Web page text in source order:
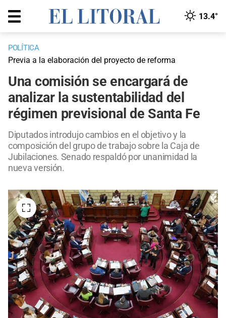
13.4°
POLÍTICA
Previa a la elaboración del proyecto de reforma
Una comisión se encargará de
analizar la sustentabilidad del
régimen previsional de Santa Fe
Diputados introdujo cambios en el objetivo y la
composición del grupo de trabajo sobre la Caja de
Jubilaciones. Senado respaldó por unanimidad la
nueva versión.